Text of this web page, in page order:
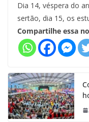
Dia 14, véspera do
sertão, dia 15, os
Compartilhe essa